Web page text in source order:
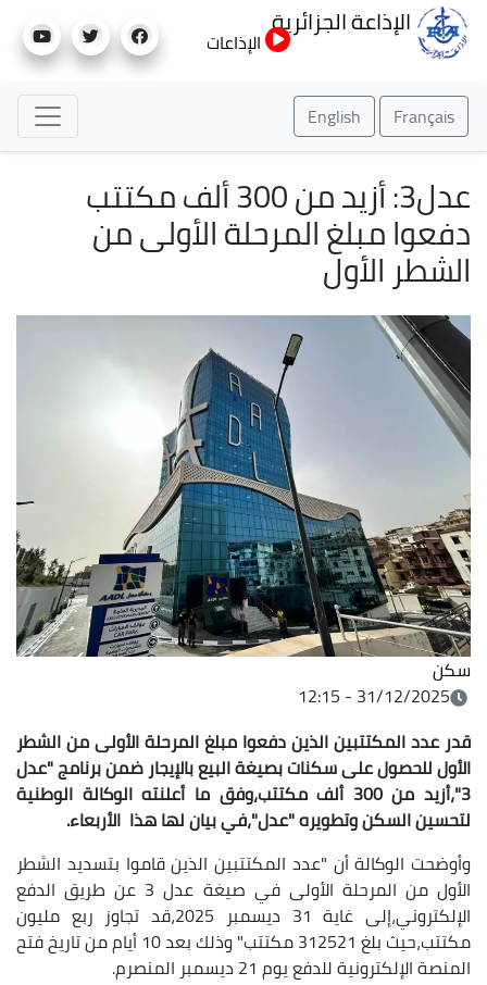
إلى
الإذاعة الجزائرية
الإذاعات
Français
English
عدل3: أزيد من 300 ألف مكتتب
دفعوا مبلغ المرحلة الأولى من
الشطر الأول
سكن
31/12/2025 - 12:15
قدر عدد المكتتبين الذين دفعوا مبلغ المرحلة الأولى من الشطر
الأول للحصول على سكنات بصيغة البيع بالإيجار ضمن برنامج "عدل
3"،أزيد من 300 ألف مكتتب،وفق ما أعلنته الوكالة الوطنية
لتحسين السكن وتطويره "عدل"،في بيان لها هذا الأربعاء.
وأوضحت الوكالة أن "عدد المكتتبين الذين قاموا بتسديد الشطر
الأول من المرحلة الأولى في صيغة عدل 3 عن طريق الدفع
الإلكتروني،إلى غاية 31 ديسمبر 2025،قد تجاوز ربع مليون
مكتتب،حيث بلغ 312521 مكتتب" وذلك بعد 10 أيام من تاريخ فتح
المنصة الإلكترونية للدفع يوم 21 ديسمبر المنصرم.